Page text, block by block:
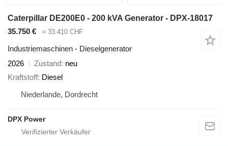
Caterpillar DE200E0 - 200 kVA Generator - DPX-18017
35.750 €
≈ 33.410 CHF
Industriemaschinen - Dieselgenerator
2026
Zustand neu
Kraftstoff Diesel
Niederlande, Dordrecht
DPX Power